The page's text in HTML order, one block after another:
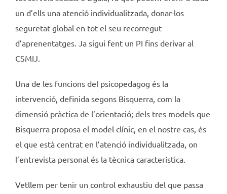
un d’ells una atenció individualitzada, donar-los
seguretat global en tot el seu recorregut
d’aprenentatges. Ja sigui fent un PI fins derivar al
CSMIJ.
Una de les funcions del psicopedagog és la
intervenció, definida segons Bisquerra, com la
dimensió pràctica de l’orientació; dels tres models que
Bisquerra proposa el model clínic, en el nostre cas, és
el que està centrat en l’atenció individualitzada, on
l’entrevista personal és la tècnica característica.
Vetllem per tenir un control exhaustiu del que passa